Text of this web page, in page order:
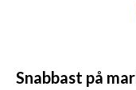
Snabbast på